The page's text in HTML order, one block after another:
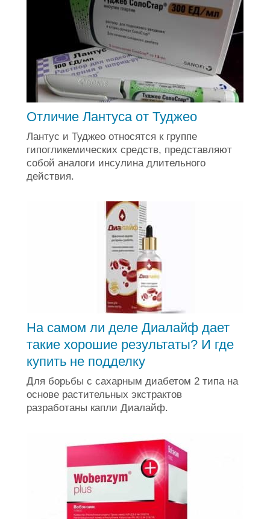
Отличие Лантуса от Туджео
Лантус и Туджео относятся к группе
гипогликемических средств, представляют
собой аналоги инсулина длительного
действия.
На самом ли деле Диалайф дает
такие хорошие результаты? И где
купить не подделку
Для борьбы с сахарным диабетом 2 типа на
основе растительных экстрактов
разработаны капли Диалайф.